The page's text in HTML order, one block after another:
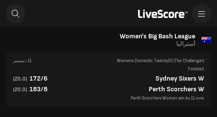
Women's Big Bash League
أستراليا
Womens Domestic Twenty20(The Challenger)
11 ديسمبر
Finished
Sydney Sixers W
172/6
(
20.0
)
Perth Scorchers W
183/8
(
20.0
)
Perth Scorchers Women win by 11 runs